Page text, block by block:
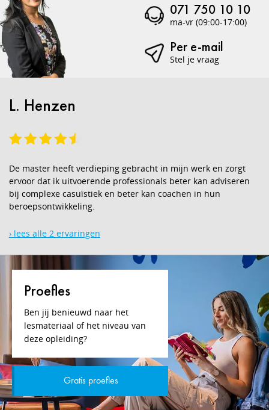
071 750 10 10
ma-vr (09:00-17:00)
Per e-mail
Stel je vraag
L. Henzen
De master heeft verdieping gebracht in mijn werk en zorgt
ervoor dat ik uitvoerende professionals beter kan adviseren
bij complexe casuïstiek en beter kan coachen in hun
beroepsontwikkeling.
› lees alle 2 ervaringen
Proefles
Ben jij benieuwd naar het
lesmateriaal of het niveau van
deze opleiding?
Gratis proefles